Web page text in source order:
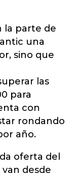
la parte de
una
sino que
las
para
con
rondando
año.
oferta del
desde